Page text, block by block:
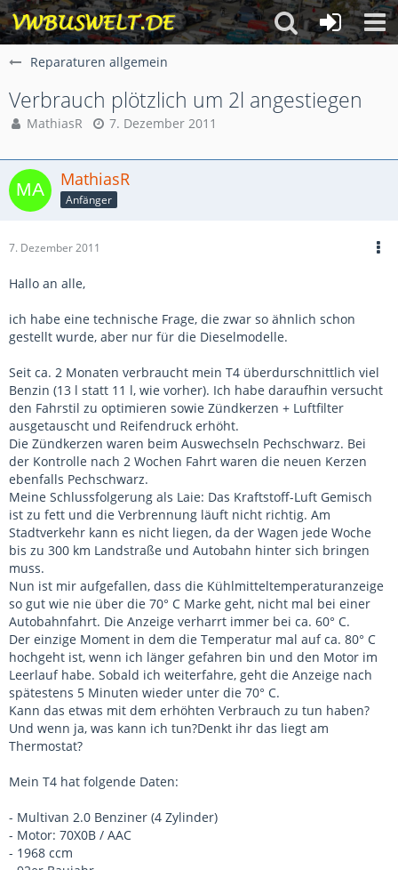
Reparaturen allgemein
Verbrauch plötzlich um 2l angestiegen
MathiasR 7. Dezember 2011
MathiasR
Anfänger
7. Dezember 2011
Hallo an alle,
ich habe eine technische Frage, die zwar so ähnlich schon
gestellt wurde, aber nur für die Dieselmodelle.
Seit ca. 2 Monaten verbraucht mein T4 überdurschnittlich viel
Benzin (13 l statt 11 l, wie vorher). Ich habe daraufhin versucht
den Fahrstil zu optimieren sowie Zündkerzen + Luftfilter
ausgetauscht und Reifendruck erhöht.
Die Zündkerzen waren beim Auswechseln Pechschwarz. Bei
der Kontrolle nach 2 Wochen Fahrt waren die neuen Kerzen
ebenfalls Pechschwarz.
Meine Schlussfolgerung als Laie: Das Kraftstoff-Luft Gemisch
ist zu fett und die Verbrennung läuft nicht richtig. Am
Stadtverkehr kann es nicht liegen, da der Wagen jede Woche
bis zu 300 km Landstraße und Autobahn hinter sich bringen
muss.
Nun ist mir aufgefallen, dass die Kühlmitteltemperaturanzeige
so gut wie nie über die 70° C Marke geht, nicht mal bei einer
Autobahnfahrt. Die Anzeige verharrt immer bei ca. 60° C.
Der einzige Moment in dem die Temperatur mal auf ca. 80° C
hochgeht ist, wenn ich länger gefahren bin und den Motor im
Leerlauf habe. Sobald ich weiterfahre, geht die Anzeige nach
spätestens 5 Minuten wieder unter die 70° C.
Kann das etwas mit dem erhöhten Verbrauch zu tun haben?
Und wenn ja, was kann ich tun?Denkt ihr das liegt am
Thermostat?
Mein T4 hat folgende Daten:
- Multivan 2.0 Benziner (4 Zylinder)
- Motor: 70X0B / AAC
- 1968 ccm